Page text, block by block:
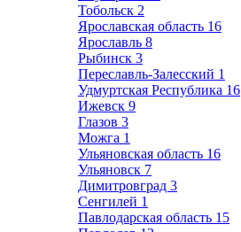
Тобольск 2
Ярославская область 16
Ярославль 8
Рыбинск 3
Переславль-Залесский 1
Удмуртская Республика 16
Ижевск 9
Глазов 3
Можга 1
Ульяновская область 16
Ульяновск 7
Димитровград 3
Сенгилей 1
Павлодарская область 15